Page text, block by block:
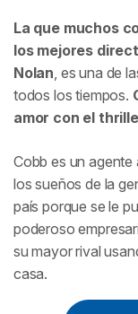
La que muchos
los mejores
Nolan , es una de
todos los tiempos.
amor con el
Cobb es un agente
los sueños de la
país porque se le
poderoso
su mayor rival
casa.